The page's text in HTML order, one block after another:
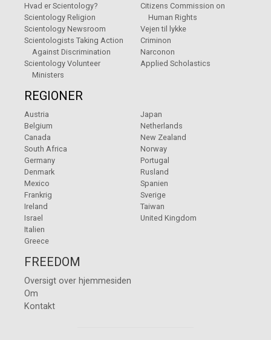
Hvad er Scientology?
Scientology Religion
Scientology Newsroom
Scientologists Taking Action
Against Discrimination
Scientology Volunteer
Ministers
Citizens Commission on
Human Rights
Vejen til lykke
Criminon
Narconon
Applied Scholastics
REGIONER
Austria
Belgium
Canada
South Africa
Germany
Denmark
Mexico
Frankrig
Ireland
Israel
Italien
Greece
Japan
Netherlands
New Zealand
Norway
Portugal
Rusland
Spanien
Sverige
Taiwan
United Kingdom
FREEDOM
Oversigt over hjemmesiden
Om
Kontakt